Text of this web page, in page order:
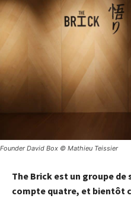
Founder David Box © Mathieu Teissier
The Brick est un groupe
compte quatre, et bientôt